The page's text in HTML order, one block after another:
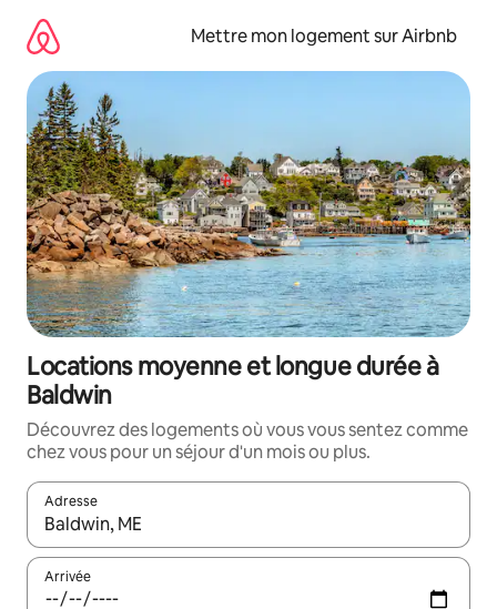
directement
contenu
Mettre mon logement sur Airbnb
Locations moyenne et longue durée à
Baldwin
Découvrez des logements où vous vous sentez comme
chez vous pour un séjour d'un mois ou plus.
Adresse
Lorsque les résultats s'affichent, utilisez les flèches vers le
Arrivée